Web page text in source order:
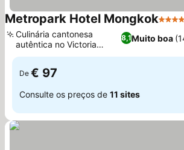
Metropark Hotel Mongkok4
8,1Muito boa
Culinária cantonesa
autêntica no Victoria
Harbour
De € 97
Consulte os preços de 11 sites